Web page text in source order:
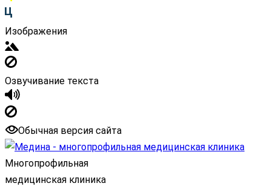
Изображения
Озвучивание текста
Обычная версия сайта
Многопрофильная
медицинская клиника